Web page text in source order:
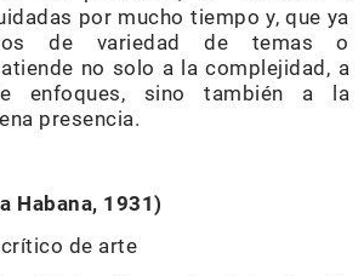
por mucho tiempo y, que ya
de variedad de temas o
no solo a la complejidad, a
enfoques, sino también a la
presencia.
Habana, 1931)
de arte